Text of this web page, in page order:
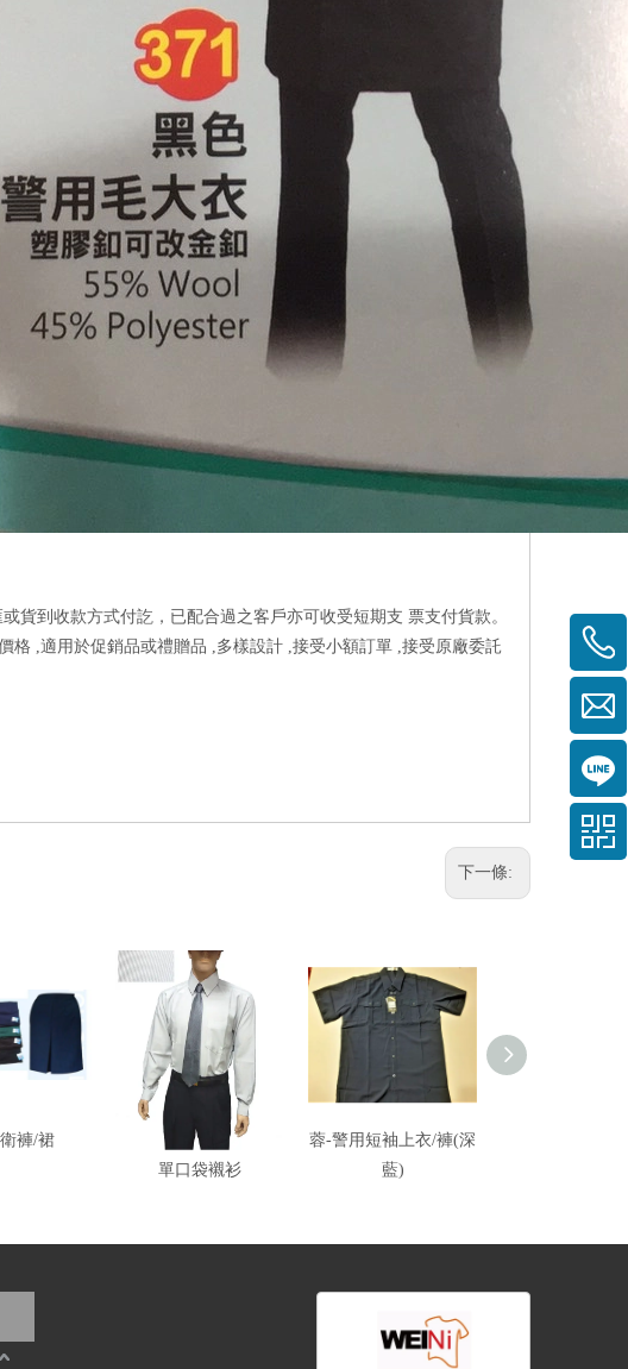
貨到收款方式付訖，已配合過之客戶亦可收受短期支 票支付貨款。
格 ,適用於促銷品或禮贈品 ,多樣設計 ,接受小額訂單 ,接受原廠委託
下一條:
褲/裙
展-西式襯衫/黑白條紋
單口袋襯衫
蓉-警用短袖上衣/褲(深
藍)